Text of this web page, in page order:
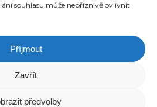
souhlasu může nepříznivě ovlivnit
Příjmout
Zavřít
předvolby
O NÁS
BLOG NÁVODY
| Tvorba www stránek.